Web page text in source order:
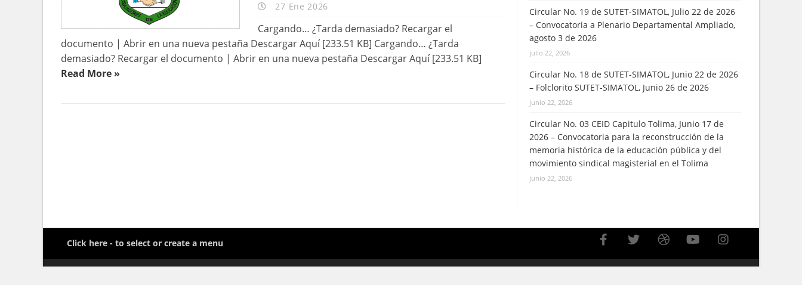
27 Ene 2026
Cargando… ¿Tarda demasiado? Recargar el
documento | Abrir en una nueva pestaña Descargar Aquí [233.51 KB] Cargando… ¿Tarda
demasiado? Recargar el documento | Abrir en una nueva pestaña Descargar Aquí [233.51 KB]
Read More »
Circular No. 19 de SUTET-SIMATOL, Julio 22 de 2026
– Convocatoria a Plenario Departamental Ampliado,
agosto 3 de 2026
julio 22, 2026
Circular No. 18 de SUTET-SIMATOL, Junio 22 de 2026
– Folclorito SUTET-SIMATOL, Junio 26 de 2026
junio 22, 2026
Circular No. 03 CEID Capitulo Tolima, Junio 17 de
2026 – Convocatoria para la reconstrucción de la
memoria histórica de la educación pública y del
movimiento sindical magisterial en el Tolima
junio 22, 2026
Click here - to select or create a menu